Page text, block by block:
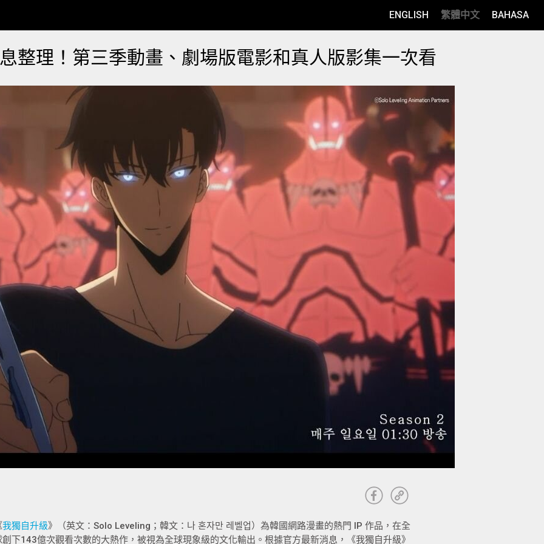
ENGLISH 繁體中文 BAHASA
整理！第三季動畫、劇場版電影和真人版影集一次看
我獨自升級》（英文：Solo Leveling；韓文：나 혼자만 레벨업）為韓國網路漫畫的熱門 IP 作品，在全
創下143億次觀看次數的大熱作，被視為全球現象級的文化輸出。根據官方最新消息，《我獨自升級》